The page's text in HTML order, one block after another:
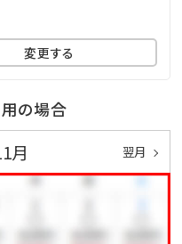
ラムについて】
ット」プログラムのポイ
ンバーシップ特典利用
）は対象外となりご利用
ください。
】
お客様にクレジットカ
変更する
の場合
月 翌月